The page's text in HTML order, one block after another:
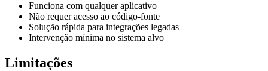
Funciona com qualquer aplicativo
Não requer acesso ao código-fonte
Solução rápida para integrações legadas
Intervenção mínima no sistema alvo
Limitações